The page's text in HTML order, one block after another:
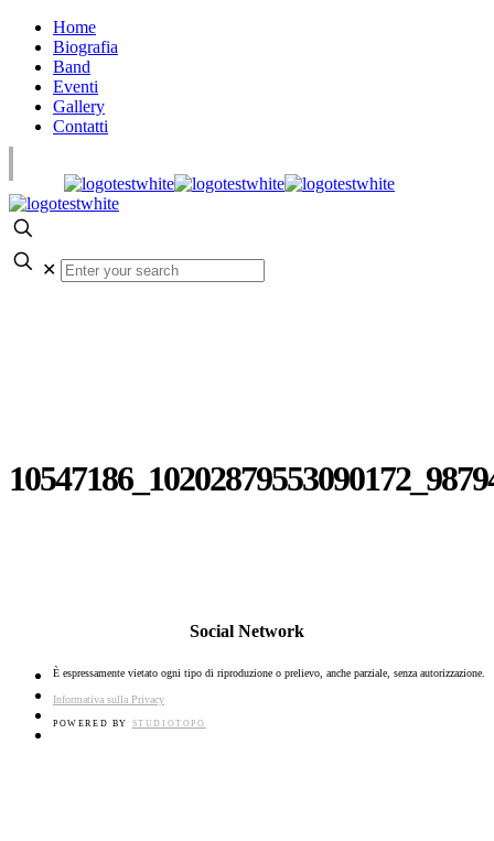
Home
Biografia
Band
Eventi
Gallery
Contatti
✕
Social Network
È espressamente vietato ogni tipo di riproduzione o prelievo, anche parziale, senza autorizzazione.
Informativa sulla Privacy
POWERED BY STUDIOTOPO